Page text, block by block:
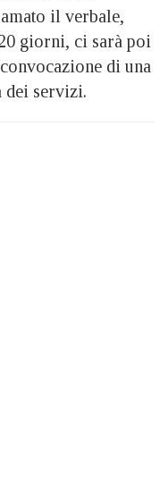
il verbale,
giorni, ci sarà poi
di una
dei servizi.